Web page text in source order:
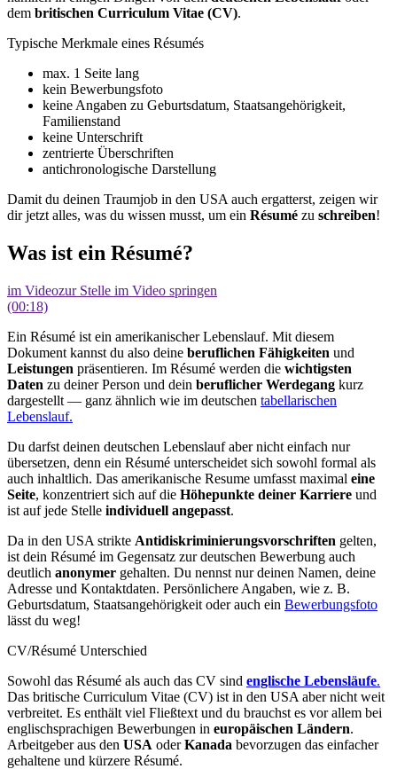
dem britischen Curriculum Vitae (CV).
Typische Merkmale eines Résumés
max. 1 Seite lang
kein Bewerbungsfoto
keine Angaben zu Geburtsdatum, Staatsangehörigkeit,
Familienstand
keine Unterschrift
zentrierte Überschriften
antichronologische Darstellung
Damit du deinen Traumjob in den USA auch ergatterst, zeigen wir
dir jetzt alles, was du wissen musst, um ein Résumé zu schreiben!
Was ist ein Résumé?
im Videozur Stelle im Video springen
(00:18)
Ein Résumé ist ein amerikanischer Lebenslauf. Mit diesem
Dokument kannst du also deine beruflichen Fähigkeiten und
Leistungen präsentieren. Im Résumé werden die wichtigsten
Daten zu deiner Person und dein beruflicher Werdegang kurz
dargestellt — ganz ähnlich wie im deutschen tabellarischen
Lebenslauf.
Du darfst deinen deutschen Lebenslauf aber nicht einfach nur
übersetzen, denn ein Résumé unterscheidet sich sowohl formal als
auch inhaltlich. Das amerikanische Resume umfasst maximal eine
Seite, konzentriert sich auf die Höhepunkte deiner Karriere und
ist auf jede Stelle individuell angepasst.
Da in den USA strikte Antidiskriminierungsvorschriften gelten,
ist dein Résumé im Gegensatz zur deutschen Bewerbung auch
deutlich anonymer gehalten. Du nennst nur deinen Namen, deine
Adresse und Kontaktdaten. Persönlichere Angaben, wie z. B.
Geburtsdatum, Staatsangehörigkeit oder auch ein Bewerbungsfoto
lässt du weg!
CV/Résumé Unterschied
Sowohl das Résumé als auch das CV sind englische Lebensläufe.
Das britische Curriculum Vitae (CV) ist in den USA aber nicht weit
verbreitet. Es enthält viel Fließtext und du brauchst es vor allem bei
englischsprachigen Bewerbungen in europäischen Ländern.
Arbeitgeber aus den USA oderKanada bevorzugen das einfacher
gehaltene und kürzere Résumé.